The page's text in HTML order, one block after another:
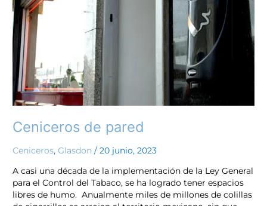
Ceniceros de pared
Ceniceros,Glasdon /20 junio, 2023
A casi una década de la implementación de la Ley General
para el Control del Tabaco, se ha logrado tener espacios
libres de humo. Anualmente miles de millones de colillas